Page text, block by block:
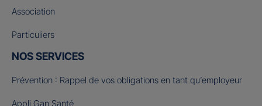
Association
Particuliers
NOS SERVICES
Prévention : Rappel de vos obligations en tant qu’employeur
Appli Gan Santé